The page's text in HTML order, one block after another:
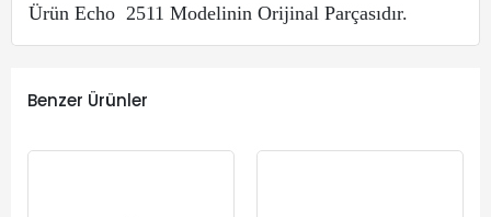
Ürün Echo 2511 Modelinin Orijinal Parçasıdır.
Benzer Ürünler